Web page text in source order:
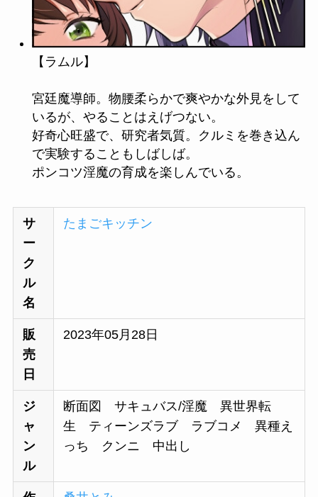
【ラムル】
宮廷魔導師。物腰柔らかで爽やかな外見をして
いるが、やることはえげつない。
好奇心旺盛で、研究者気質。クルミを巻き込ん
で実験することもしばしば。
ポンコツ淫魔の育成を楽しんでいる。
サ
ー
ク
ル
名
たまごキッチン
販
売
日
2023年05月28日
ジ
ャ
ン
ル
断面図 サキュバス/淫魔 異世界転
生 ティーンズラブ ラブコメ 異種え
っち クンニ 中出し